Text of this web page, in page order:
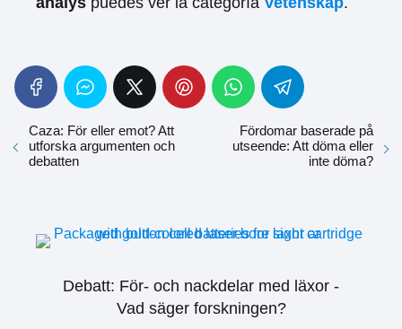
Caza: För eller emot? Att
utforska argumenten och
debatten
Fördomar baserade på
utseende: Att döma eller
inte döma?
Debatt: För- och nackdelar med läxor -
Vad säger forskningen?